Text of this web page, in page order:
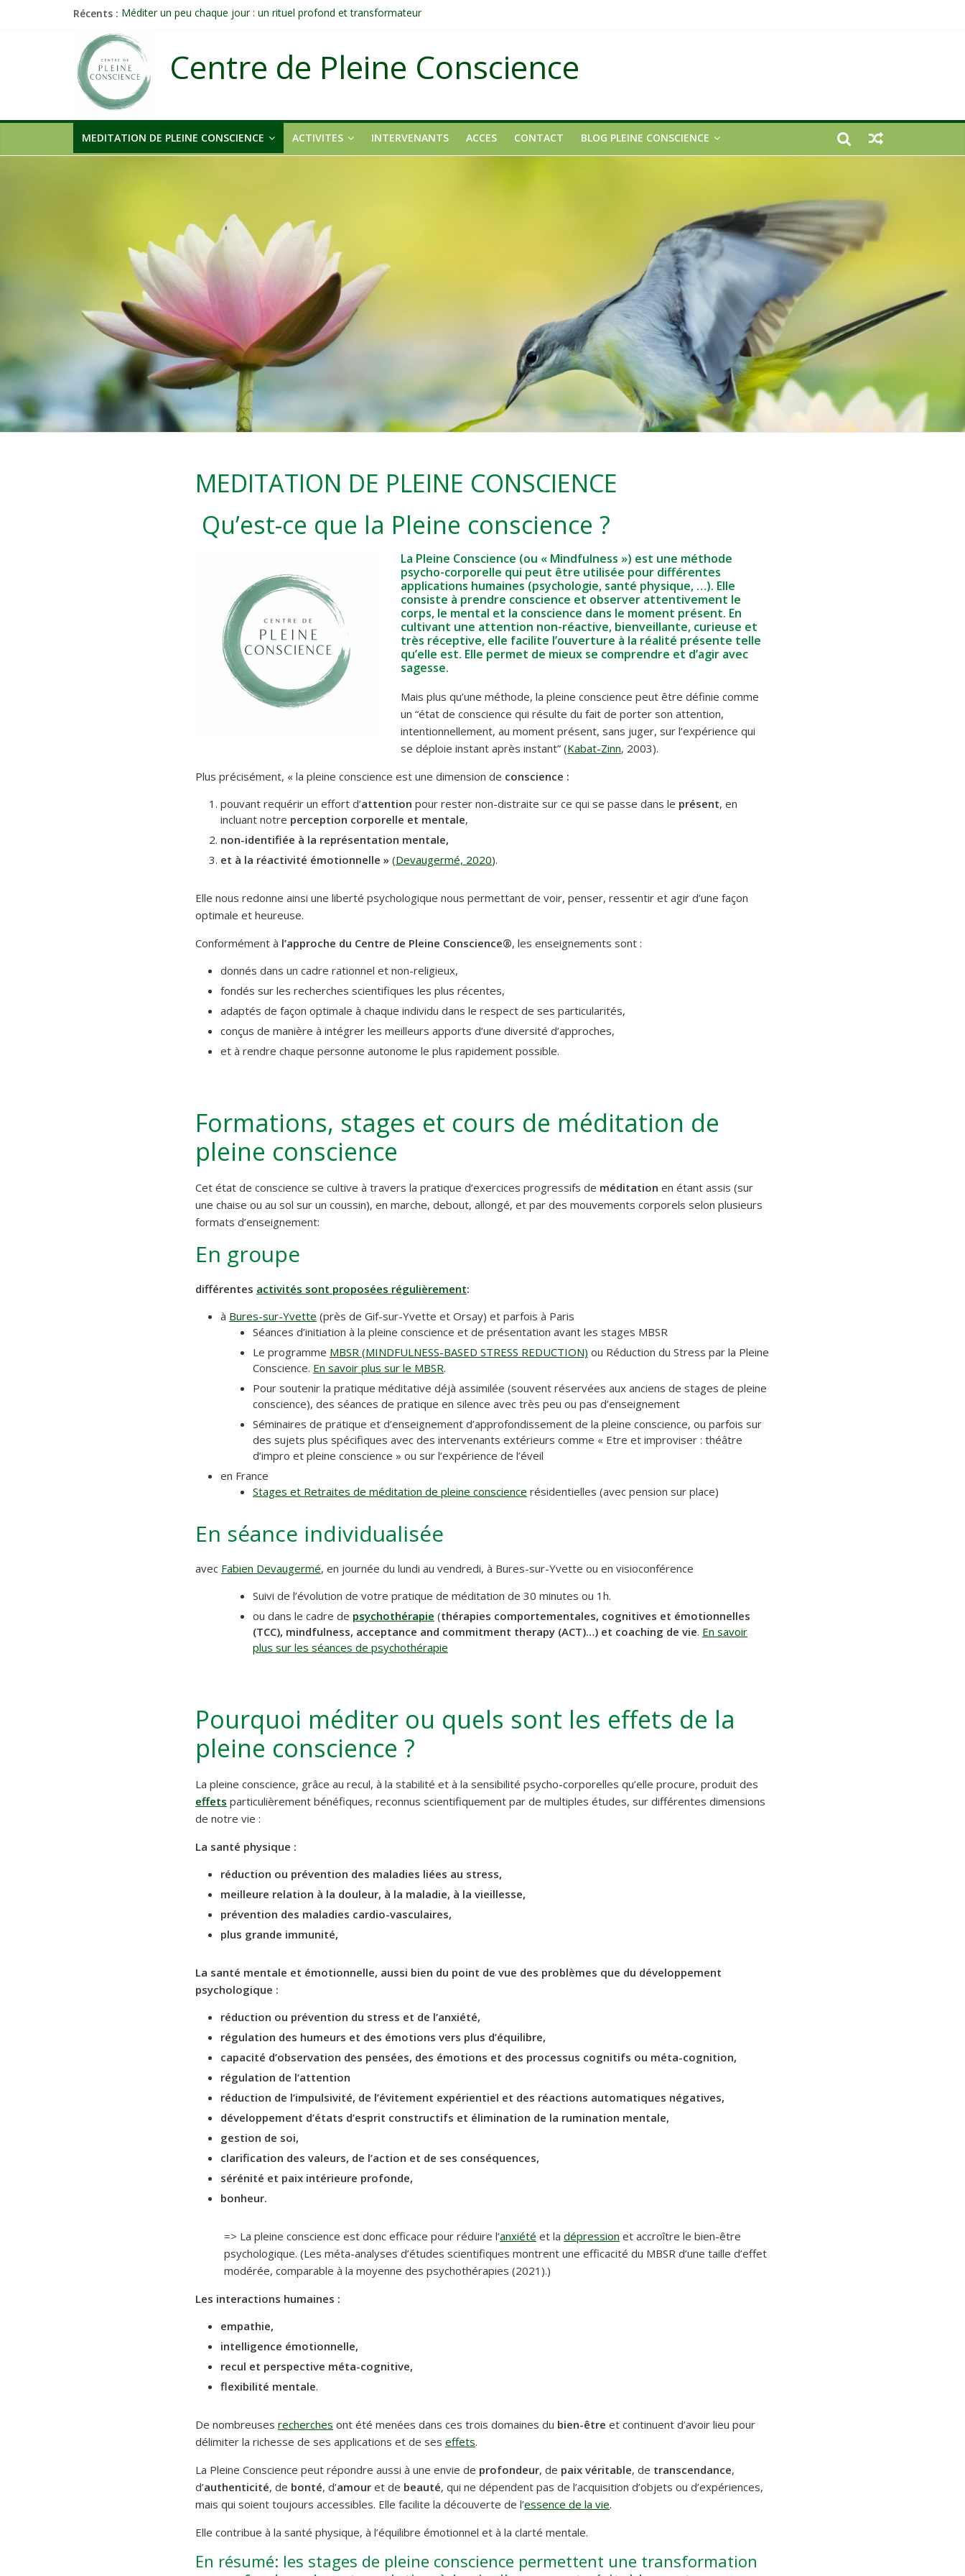
Récents : Méditer un peu chaque jour : un rituel profond et transformateur
Célébrer la Vie jusque dans les petites actions
Quand on n’arrive plus à agir : et si ce n’était pas un manque de volonté ?
Une attention consciente d’elle-même, non dirigée par le mental
Centre de Pleine Conscience
MEDITATION DE PLEINE CONSCIENCE ACTIVITES INTERVENANTS ACCES CONTACT BLOG PLEINE CONSCIENCE
MEDITATION DE PLEINE CONSCIENCE
Qu’est-ce que la Pleine conscience ?
La Pleine Conscience (ou « Mindfulness ») est une méthode
psycho-corporelle qui peut être utilisée pour différentes
applications humaines (psychologie, santé physique, …). Elle
consiste à prendre conscience et observer attentivement le
corps, le mental et la conscience dans le moment présent. En
cultivant une attention non-réactive, bienveillante, curieuse et
très réceptive, elle facilite l’ouverture à la réalité présente telle
qu’elle est. Elle permet de mieux se comprendre et d’agir avec
sagesse.
Mais plus qu’une méthode, la pleine conscience peut être définie comme
un “état de conscience qui résulte du fait de porter son attention,
intentionnellement, au moment présent, sans juger, sur l’expérience qui
se déploie instant après instant” (Kabat-Zinn, 2003).
Plus précisément, « la pleine conscience est une dimension de conscience :
pouvant requérir un effort d’attention pour rester non-distraite sur ce qui se passe dans le présent, en
incluant notre perception corporelle et mentale,
non-identifiée à la représentation mentale,
et à la réactivité émotionnelle » (Devaugermé, 2020).
Elle nous redonne ainsi une liberté psychologique nous permettant de voir, penser, ressentir et agir d’une façon
optimale et heureuse.
Conformément à l’approche du Centre de Pleine Conscience®, les enseignements sont :
donnés dans un cadre rationnel et non-religieux,
fondés sur les recherches scientifiques les plus récentes,
adaptés de façon optimale à chaque individu dans le respect de ses particularités,
conçus de manière à intégrer les meilleurs apports d’une diversité d’approches,
et à rendre chaque personne autonome le plus rapidement possible.
Formations, stages et cours de méditation de
pleine conscience
Cet état de conscience se cultive à travers la pratique d’exercices progressifs de méditation en étant assis (sur
une chaise ou au sol sur un coussin), en marche, debout, allongé, et par des mouvements corporels selon plusieurs
formats d’enseignement:
En groupe
différentes activités sont proposées régulièrement:
à Bures-sur-Yvette (près de Gif-sur-Yvette et Orsay) et parfois à Paris
Séances d’initiation à la pleine conscience et de présentation avant les stages MBSR
Le programme MBSR (MINDFULNESS-BASED STRESS REDUCTION) ou Réduction du Stress par la Pleine
Conscience. En savoir plus sur le MBSR.
Pour soutenir la pratique méditative déjà assimilée (souvent réservées aux anciens de stages de pleine
conscience), des séances de pratique en silence avec très peu ou pas d’enseignement
Séminaires de pratique et d’enseignement d’approfondissement de la pleine conscience, ou parfois sur
des sujets plus spécifiques avec des intervenants extérieurs comme « Etre et improviser : théâtre
d’impro et pleine conscience » ou sur l’expérience de l’éveil
en France
Stages et Retraites de méditation de pleine conscience résidentielles (avec pension sur place)
En séance individualisée
avec Fabien Devaugermé, en journée du lundi au vendredi, à Bures-sur-Yvette ou en visioconférence
Suivi de l’évolution de votre pratique de méditation de 30 minutes ou 1h.
ou dans le cadre de psychothérapie (thérapies comportementales, cognitives et émotionnelles
(TCC), mindfulness, acceptance and commitment therapy (ACT)…) et coaching de vie. En savoir
plus sur les séances de psychothérapie
Pourquoi méditer ou quels sont les effets de la
pleine conscience ?
La pleine conscience, grâce au recul, à la stabilité et à la sensibilité psycho-corporelles qu’elle procure, produit des
effets particulièrement bénéfiques, reconnus scientifiquement par de multiples études, sur différentes dimensions
de notre vie :
La santé physique :
réduction ou prévention des maladies liées au stress,
meilleure relation à la douleur, à la maladie, à la vieillesse,
prévention des maladies cardio-vasculaires,
plus grande immunité,
La santé mentale et émotionnelle, aussi bien du point de vue des problèmes que du développement
psychologique :
réduction ou prévention du stress et de l’anxiété,
régulation des humeurs et des émotions vers plus d’équilibre,
capacité d’observation des pensées, des émotions et des processus cognitifs ou méta-cognition,
régulation de l’attention
réduction de l’impulsivité, de l’évitement expérientiel et des réactions automatiques négatives,
développement d’états d’esprit constructifs et élimination de la rumination mentale,
gestion de soi,
clarification des valeurs, de l’action et de ses conséquences,
sérénité et paix intérieure profonde,
bonheur.
=> La pleine conscience est donc efficace pour réduire l’anxiété et la dépression et accroître le bien-être
psychologique. (Les méta-analyses d’études scientifiques montrent une efficacité du MBSR d’une taille d’effet
modérée, comparable à la moyenne des psychothérapies (2021).)
Les interactions humaines :
empathie,
intelligence émotionnelle,
recul et perspective méta-cognitive,
flexibilité mentale.
De nombreuses recherches ont été menées dans ces trois domaines du bien-être et continuent d’avoir lieu pour
délimiter la richesse de ses applications et de ses effets.
La Pleine Conscience peut répondre aussi à une envie de profondeur, de paix véritable, de transcendance,
d’authenticité, de bonté, d’amour et de beauté, qui ne dépendent pas de l’acquisition d’objets ou d’expériences,
mais qui soient toujours accessibles. Elle facilite la découverte de l’essence de la vie.
Elle contribue à la santé physique, à l’équilibre émotionnel et à la clarté mentale.
En résumé: les stages de pleine conscience permettent une transformation